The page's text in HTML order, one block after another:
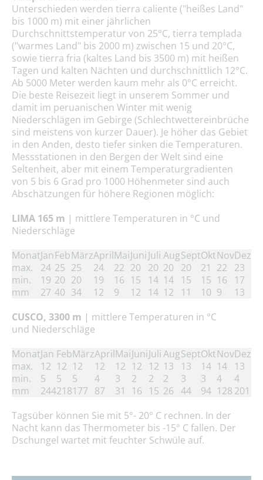
Unterschieden werden tierra caliente ("heißes Land"
bis 1000 m) mit einer jährlichen
Durchschnittstemperatur von 25°C, tierra templada
("warmes Land" bis 2000 m) zwischen 15 und 20°C,
sowie tierra fria (kaltes Land bis 3500 m) mit heißen
Tagen und kalten Nächten und durchschnittlich 12°C.
Ab 5000 Meter werden kaum mehr als 0°C erreicht.
Die beste Reisezeit liegt in unserem Sommer und
damit im peruanischen Winter mit wenig
Niederschlägen im Gebirge (Schlechtwettereinbrüche
sind meistens von kurzer Dauer). Je höher das Gebiet
in den Anden, desto tiefer sinken die Temperaturen.
Messstationen in den Bergen der Welt sind eine
Seltenheit, aber mit einem Temperaturgradienten
von 5 bis 6 Grad pro 1000 Höhenmeter sind auch
Abschätzungen für höhere Regionen möglich:
LIMA 165 m | mittlere Temperaturen in °C und
Niederschläge
MonatJanFebMärzAprilMaiJuniJuli AugSeptOktNovDez
max.
24 25 25 24 22 20 20 20 20 21 22
23
min.
19 20 20 19 16 15 14 14 15 15 16
17
mm
27 40 34 12 9 12 14 12 11 10 9
13
CUSCO, 3300 m | mittlere Temperaturen in °C
und Niederschläge
MonatJan FebMärzAprilMaiJuniJuliAugSeptOktNovDez
max.
12 12 12 12 12 12 12 13 13 14 14
13
min.
5 5 5 4 3 2 2 2 3 3 4
4
mm
244218177 87 31 16 15 26 44 94 128 201
Tagsüber können Sie mit 5°- 20° C rechnen. In der
Nacht kann das Thermometer bis -15° C fallen. Der
Dschungel wartet mit feuchter Schwüle auf.